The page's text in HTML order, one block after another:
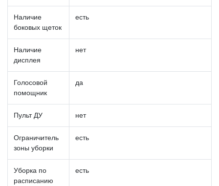
Наличие
боковых щеток
есть
Наличие
дисплея
нет
Голосовой
помощник
да
Пульт ДУ нет
Ограничитель
зоны уборки
есть
Уборка по
расписанию
есть